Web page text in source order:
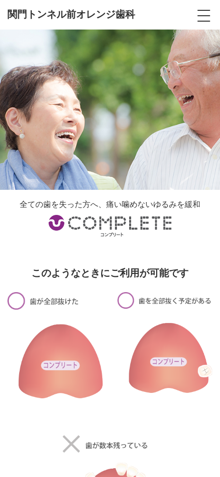
関門トンネル前オレンジ歯科
全ての歯を失った方へ、痛い噛めないゆるみを緩和
このようなときにご利用が可能です